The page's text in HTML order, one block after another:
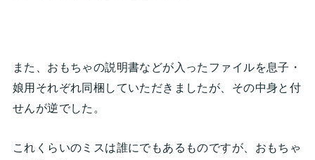
また、おもちゃの説明書などが入ったファイルを息子・
娘用それぞれ同梱していただきましたが、その中身と付
せんが逆でした。
これくらいのミスは誰にでもあるものですが、おもちゃ